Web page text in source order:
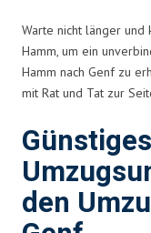
Warte nicht länger und
Hamm, um ein
Hamm nach Genf zu
mit Rat und Tat zur
Günstiges
den